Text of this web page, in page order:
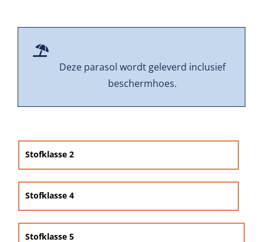
Verlichting
Glatz Vita Collectie
Glatz stofstalen collectie Sampleboeken
Umbrosa en Paraflex parasoldoeken
Deze parasol wordt geleverd inclusief
beschermhoes.
Stofklasse 2
Stofklasse 4
Stofklasse 5